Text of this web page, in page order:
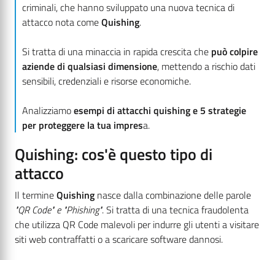
criminali, che hanno sviluppato una nuova tecnica di
attacco nota comeQuishing.
Si tratta di una minaccia in rapida crescita che può colpire
aziende di qualsiasi dimensione, mettendo a rischio dati
sensibili, credenziali e risorse economiche.
Analizziamoesempi di attacchi quishing e 5 strategie
per proteggere la tua impresa.
Quishing: cos'è questo tipo di
attacco
Il termineQuishing nasce dalla combinazione delle parole
"QR Code" e "Phishing". Si tratta di una tecnica fraudolenta
che utilizza QR Code malevoli per indurre gli utenti a visitare
siti web contraffatti o a scaricare software dannosi.